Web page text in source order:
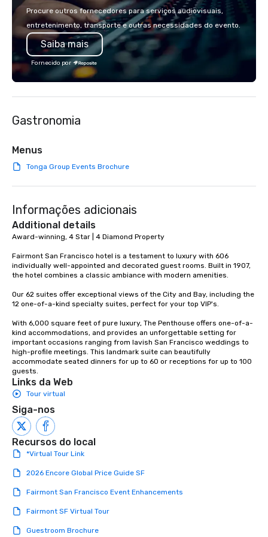
country with a focus on superb hiking,
lodging, food and wine. We also have
a Monterey Bay Trek.
colleagues at each
mingle, and easily
engaging information
person with tax and
included. The only
package upgrade is
provides guests a
at various stops. Build Your Network
Our exclusive
ultimate networking
a typical sit-down
Procure outros fornecedores para serviços audiovisuais,
entretenimento, transporte e outras necessidades do evento.
Saiba mais
Fornecido por
Gastronomia
Menus
Tonga Group Events Brochure
Informações adicionais
Additional details
Award-winning, 4 Star | 4 Diamond Property
Fairmont San Francisco hotel is a testament to luxury with 606
individually well-appointed and decorated guest rooms. Built in 1907,
the hotel combines a classic ambiance with modern amenities.
Our 62 suites offer exceptional views of the City and Bay, including the
12 one-of-a-kind specialty suites, perfect for your top VIP's.
With 6,000 square feet of pure luxury, The Penthouse offers one-of-a-
kind accommodations, and provides an unforgettable setting for
important occasions ranging from lavish San Francisco weddings to
high-profile meetings. This landmark suite can beautifully
accommodate seated dinners for up to 60 or receptions for up to 100
guests.
Links da Web
Tour virtual
Siga-nos
Recursos do local
*Virtual Tour Link
2026 Encore Global Price Guide SF
Fairmont San Francisco Event Enhancements
Fairmont SF Virtual Tour
Guestroom Brochure